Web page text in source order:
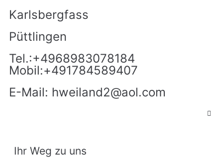
Karlsbergfass
Püttlingen
Tel.:+4968983078184
Mobil:+491784589407
E-Mail: hweiland2@aol.com
Ihr Weg zu uns